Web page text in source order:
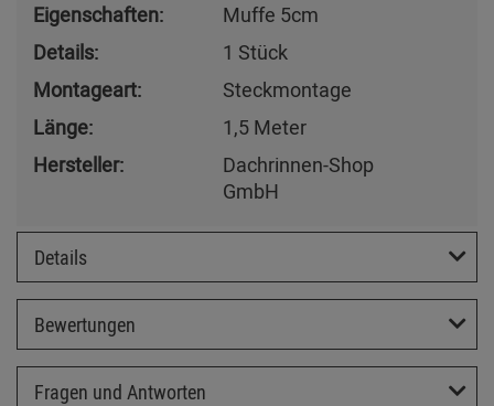
Eigenschaften:
Muffe 5cm
Details:
1 Stück
Montageart:
Steckmontage
Länge:
1,5 Meter
Hersteller:
Dachrinnen-Shop
GmbH
Details
Bewertungen
Fragen und Antworten